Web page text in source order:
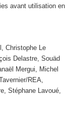
avant utilisation en
Christophe Le
Delastre, Souäd
Mergui, Michel
REA,
Stéphane Lavoué,